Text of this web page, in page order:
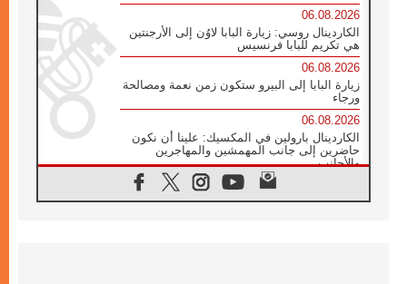
06.08.2026
الكاردينال روسي: زيارة البابا لاوُن إلى الأرجنتين
هي تكريم للبابا فرنسيس
06.08.2026
زيارة البابا إلى البيرو ستكون زمن نعمة ومصالحة
ورجاء
06.08.2026
الكاردينال بارولين في المكسيك: علينا أن نكون
حاضرين إلى جانب المهمشين والمهاجرين
والأجانب
البابا لاوُن الرابع عشر للشباب في أسيزي: